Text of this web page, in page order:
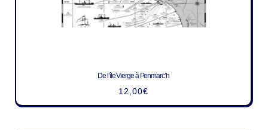
De l’île Vierge à Penmarc’h
12,00€